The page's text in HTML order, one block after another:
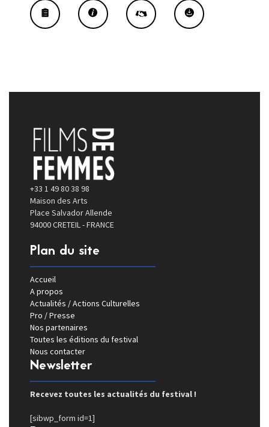
+33 1 49 80 38 98
Maison des Arts
Place Salvador Allende
94000 CRETEIL - FRANCE
Plan du site
Accueil
A propos
Actualités / Actions Culturelles
Pro / Presse
Nos partenaires
Toutes les éditions du festival
Nous contacter
Newsletter
Recevez toutes les actualités du festival !
[sibwp_form id=1]